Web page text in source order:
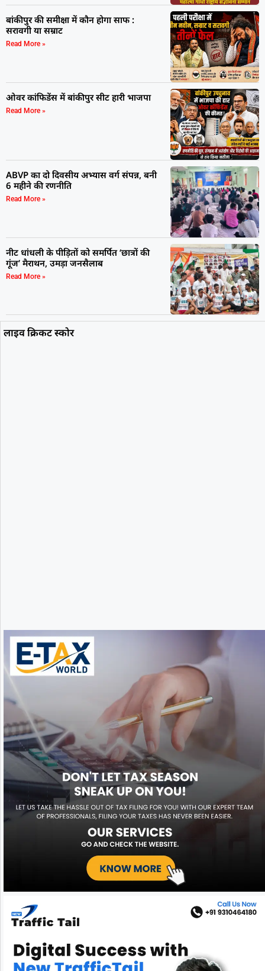
बांकीपुर की समीक्षा में कौन होगा साफ :
सरावगी या सम्राट
Read More »
ओवर कांफिडेंस में बांकीपुर सीट हारी भाजपा
Read More »
ABVP का दो दिवसीय अभ्यास वर्ग संपन्न, बनी
6 महीने की रणनीति
Read More »
नीट धांधली के पीड़ितों को समर्पित ‘छात्रों की
गूंज’ मैराथन, उमड़ा जनसैलाब
Read More »
लाइव क्रिकट स्कोर